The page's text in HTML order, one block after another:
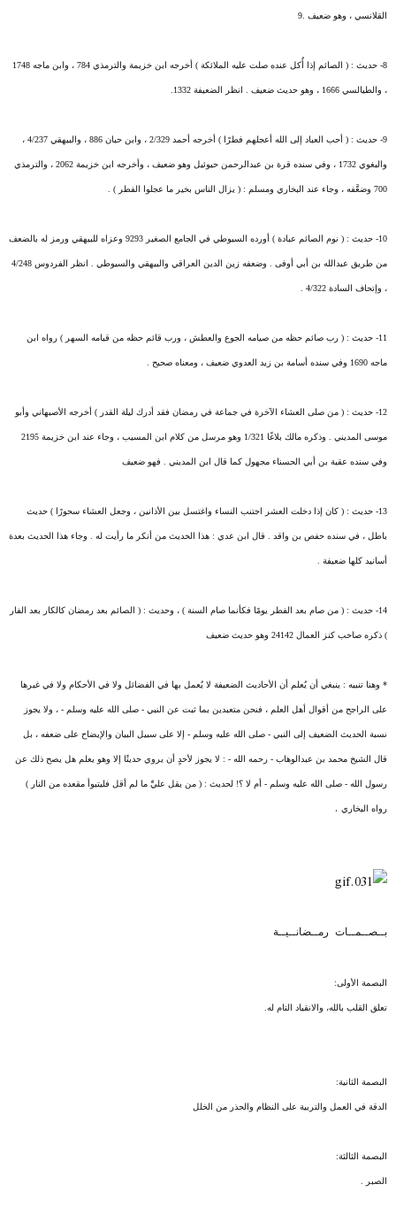
القلانسي ، وهو ضعيف .9
8- حديث : ( الصائم إذا أُكل عنده صلت عليه الملائكة ) أخرجه ابن خزيمة والترمذي 784 ، وابن ماجه 1748
، والطيالسي 1666 ، وهو حديث ضعيف . انظر الضعيفة 1332.
9- حديث : ( أحب العباد إلى الله أعجلهم فطرًا ) أخرجه أحمد 2/329 ، وابن حبان 886 ، والبيهقي 4/237 ،
والبغوي 1732 ، وفي سنده قرة بن عبدالرحمن حيوئيل وهو ضعيف ، وأخرجه ابن خزيمة 2062 ، والترمذي
700 وضعَّفه ، وجاء عند البخاري ومسلم : ( يزال الناس بخير ما عجلوا الفطر ) .
10- حديث : ( نوم الصائم عبادة ) أورده السيوطي في الجامع الصغير 9293 وعزاه للبيهقي ورمز له بالضعف
من طريق عبدالله بن أبي أوفى . وضعفه زين الدين العراقي والبيهقي والسيوطي . انظر الفردوس 4/248
، وإتحاف السادة 4/322 .
11- حديث : ( رب صائم حظه من صيامه الجوع والعطش ، ورب قائم حظه من قيامه السهر ) رواه ابن
ماجه 1690 وفي سنده أسامة بن زيد العدوي ضعيف ، ومعناه صحيح .
12- حديث : ( من صلى العشاء الآخرة في جماعة في رمضان فقد أدرك ليلة القدر ) أخرجه الأصبهاني وأبو
موسى المديني . وذكره مالك بلاغًا 1/321 وهو مرسل من كلام ابن المسيب ، وجاء عند ابن خزيمة 2195
وفي سنده عقبة بن أبي الحسناء مجهول كما قال ابن المديني . فهو ضعيف
13- حديث : ( كان إذا دخلت العشر اجتنب النساء واغتسل بين الأذانين ، وجعل العشاء سحورًا ) حديث
باطل ، في سنده حفص بن واقد . قال ابن عدي : هذا الحديث من أنكر ما رأيت له . وجاء هذا الحديث بعدة
أسانيد كلها ضعيفة .
14- حديث : ( من صام بعد الفطر يومًا فكأنما صام السنة ) ، وحديث : ( الصائم بعد رمضان كالكار بعد الفار
) ذكره صاحب كنز العمال 24142 وهو حديث ضعيف
* وهنا تنبيه : ينبغي أن يُعلم أن الأحاديث الضعيفة لا يُعمل بها في الفضائل ولا في الأحكام ولا في غيرها
على الراجح من أقوال أهل العلم ، فنحن متعبدين بما ثبت عن النبي - صلى الله عليه وسلم - ، ولا يجوز
نسبة الحديث الضعيف إلى النبي - صلى الله عليه وسلم - إلا على سبيل البيان والإيضاح على ضعفه ، بل
قال الشيخ محمد بن عبدالوهاب - رحمه الله - : لا يجوز لأحدٍ أن يروي حديثًا إلا وهو يعلم هل يصح ذلك عن
رسول الله - صلى الله عليه وسلم - أم لا ؟! لحديث : ( من يقل عليِّ ما لم أقل فليتبوأ مقعده من النار )
رواه البخاري .
بــصــمــات رمــضانــيــة
البصمة الأولى:
تعلق القلب بالله، والانقياد التام له.
البصمة الثانية:
الدقة في العمل والتربية على النظام والحذر من الخلل
البصمة الثالثة:
الصبر .